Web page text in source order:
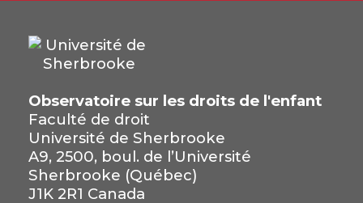
Observatoire sur les droits de l'enfant
Faculté de droit
Université de Sherbrooke
A9, 2500, boul. de l’Université
Sherbrooke (Québec)
J1K 2R1 Canada